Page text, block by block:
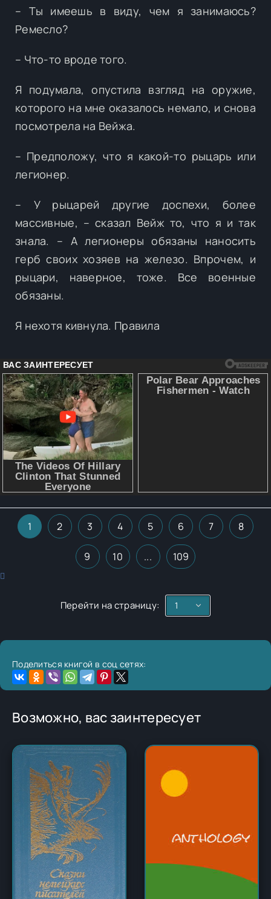
– Ты имеешь в виду, чем я занимаюсь?
Ремесло?
– Что-то вроде того.
Я подумала, опустила взгляд на оружие,
которого на мне оказалось немало, и снова
посмотрела на Вейжа.
– Предположу, что я какой-то рыцарь или
легионер.
– У рыцарей другие доспехи, более
массивные, – сказал Вейж то, что я и так
знала. – А легионеры обязаны наносить
герб своих хозяев на железо. Впрочем, и
рыцари, наверное, тоже. Все военные
обязаны.
Я нехотя кивнула. Правила
1 2 3 4 5 6 7 8
9 10 ... 109
Перейти на страницу:
Поделиться книгой в соц сетях:
Возможно, вас заинтересует